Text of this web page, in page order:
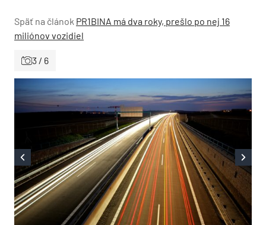
Späť na článok PR1BINA má dva roky, prešlo po nej 16
miliónov vozidiel
3 / 6